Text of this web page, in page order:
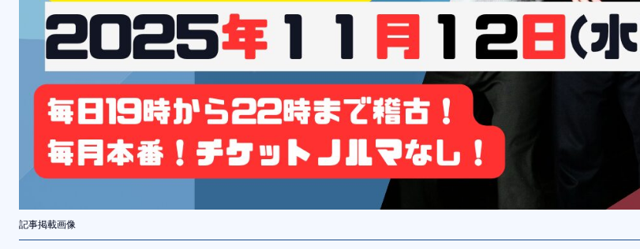
記事掲載画像